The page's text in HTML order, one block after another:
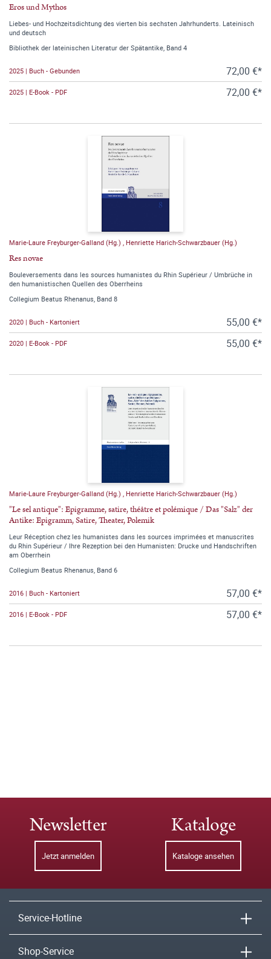
Eros und Mythos
Liebes- und Hochzeitsdichtung des vierten bis sechsten Jahrhunderts. Lateinisch
und deutsch
Bibliothek der lateinischen Literatur der Spätantike, Band 4
2025 | Buch - Gebunden 72,00 €*
2025 | E-Book - PDF 72,00 €*
Marie-Laure Freyburger-Galland (Hg.) Henriette Harich-Schwarzbauer (Hg.)
Res novae
Bouleversements dans les sources humanistes du Rhin Supérieur / Umbrüche in
den humanistischen Quellen des Oberrheins
Collegium Beatus Rhenanus, Band 8
2020 | Buch - Kartoniert 55,00 €*
2020 | E-Book - PDF 55,00 €*
Marie-Laure Freyburger-Galland (Hg.) Henriette Harich-Schwarzbauer (Hg.)
"Le sel antique": Epigramme, satire, théâtre et polémique / Das "Salz" der
Antike: Epigramm, Satire, Theater, Polemik
Leur Réception chez les humanistes dans les sources imprimées et manuscrites
du Rhin Supérieur / Ihre Rezeption bei den Humanisten: Drucke und Handschriften
am Oberrhein
Collegium Beatus Rhenanus, Band 6
2016 | Buch - Kartoniert 57,00 €*
2016 | E-Book - PDF 57,00 €*
Newsletter
Jetzt anmelden
Kataloge
Kataloge ansehen
Service-Hotline
Shop-Service